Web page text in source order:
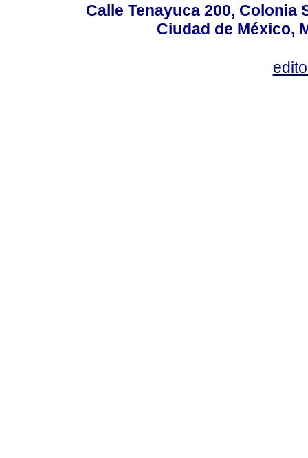
Calle Tenayuca 200, Colonia
Ciudad de México,